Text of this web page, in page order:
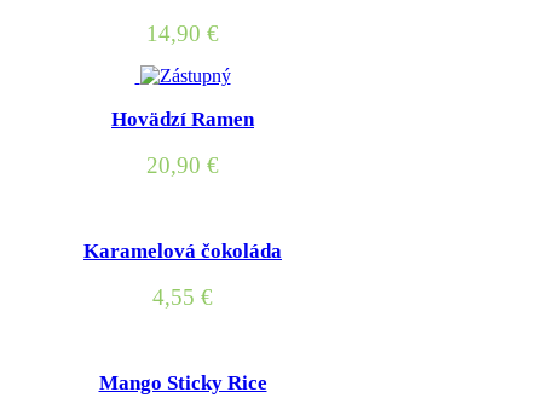
14,90 €
Hovädzí Ramen
20,90 €
Karamelová čokoláda
4,55 €
Mango Sticky Rice